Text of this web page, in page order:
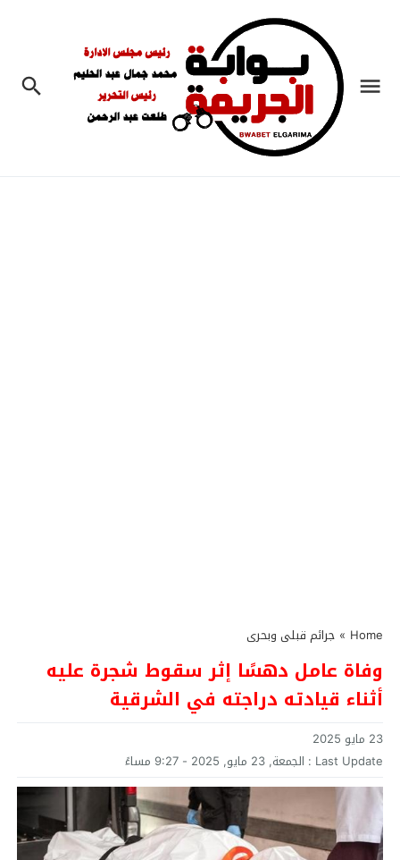
Home
» جرائم قبلى وبحرى
وفاة عامل دهسًا إثر سقوط شجرة عليه
أثناء قيادته دراجته في الشرقية
23 مايو 2025
Last Update : الجمعة, 23 مايو, 2025 - 9:27 مساءً